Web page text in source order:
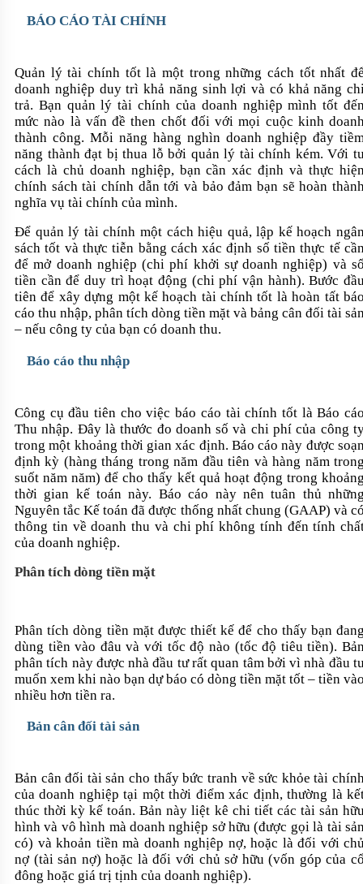
BÁO CÁO TÀI CHÍNH
Quản lý tài chính tốt là một trong những cách tốt nhất
doanh nghiệp duy trì khả năng sinh lợi và có khả năng
trả. Bạn quản lý tài chính của doanh nghiệp mình tốt
mức nào là vấn đề then chốt đối với mọi cuộc kinh
thành công. Mỗi năng hàng nghìn doanh nghiệp đầy
năng thành đạt bị thua lỗ bởi quản lý tài chính kém. Với
cách là chủ doanh nghiệp, bạn cần xác định và thực
chính sách tài chính dẫn tới và bảo đảm bạn sẽ hoàn
nghĩa vụ tài chính của mình.
Để quản lý tài chính một cách hiệu quả, lập kế hoạch
sách tốt và thực tiễn bằng cách xác định số tiền thực tế
để mở doanh nghiệp (chi phí khởi sự doanh nghiệp) và
tiền cần để duy trì hoạt động (chi phí vận hành). Bước
tiên để xây dựng một kế hoạch tài chính tốt là hoàn tất
cáo thu nhập, phân tích dòng tiền mặt và bảng cân đối tài
– nếu công ty của bạn có doanh thu.
Báo cáo thu nhập
Công cụ đầu tiên cho việc báo cáo tài chính tốt là Báo
Thu nhập. Đây là thước đo doanh số và chi phí của công
trong một khoảng thời gian xác định. Báo cáo này được
định kỳ (hàng tháng trong năm đầu tiên và hàng năm
suốt năm năm) để cho thấy kết quả hoạt động trong
thời gian kế toán này. Báo cáo này nên tuân thủ
Nguyên tắc Kế toán đã được thống nhất chung (GAAP) và
thông tin về doanh thu và chi phí không tính đến tính
của doanh nghiệp.
Phân tích dòng tiền mặt
Phân tích dòng tiền mặt được thiết kế để cho thấy bạn
dùng tiền vào đâu và với tốc độ nào (tốc độ tiêu tiền).
phân tích này được nhà đầu tư rất quan tâm bởi vì nhà đầu
muốn xem khi nào bạn dự báo có dòng tiền mặt tốt – tiền
nhiều hơn tiền ra.
Bản cân đối tài sản
Bản cân đối tài sản cho thấy bức tranh về sức khỏe tài
của doanh nghiệp tại một thời điểm xác định, thường là
thúc thời kỳ kế toán. Bản này liệt kê chi tiết các tài sản
hình và vô hình mà doanh nghiệp sở hữu (được gọi là tài
có) và khoản tiền mà doanh nghịêp nợ, hoặc là đối với
nợ (tài sản nợ) hoặc là đối với chủ sở hữu (vốn góp của
đông hoặc giá trị tịnh của doanh nghiệp).